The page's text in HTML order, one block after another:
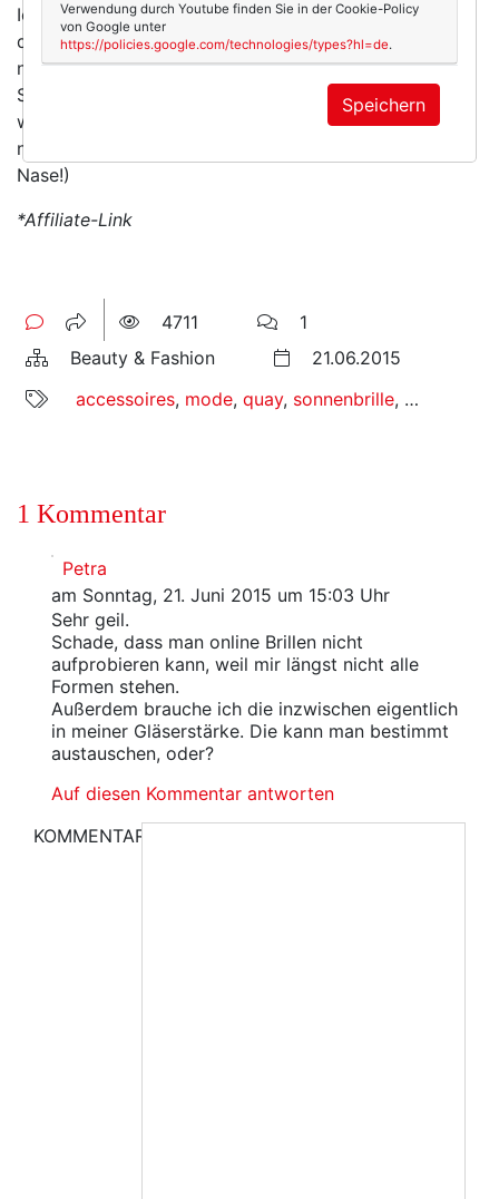
Ich bin mir im Gegenteil sicher: Wenn wir alle
durchhalten, uns von Regenschauern und Schafskälte
nicht irritieren lassen und stattdessen konsequent
Sonnenbrillen tragen, wird auch das Wetter besser
werden. Irgendwann dann mal. Vielleicht. (Und wenn
nicht, haben wir wenigstens was hübsches auf der
Nase!)
*Affiliate-Link
4711
1
Beauty & Fashion
21.06.2015
accessoires, mode, quay, sonnenbrille, steel cat
1 Kommentar
Petra
am Sonntag, 21. Juni 2015 um 15:03 Uhr
Sehr geil.
Schade, dass man online Brillen nicht
aufprobieren kann, weil mir längst nicht alle
Formen stehen.
Außerdem brauche ich die inzwischen eigentlich
in meiner Gläserstärke. Die kann man bestimmt
austauschen, oder?
Auf diesen Kommentar antworten
KOMMENTAR
Verwendung durch Youtube finden Sie in der Cookie-Policy
von Google unter
https://policies.google.com/technologies/types?hl=de.
Speichern